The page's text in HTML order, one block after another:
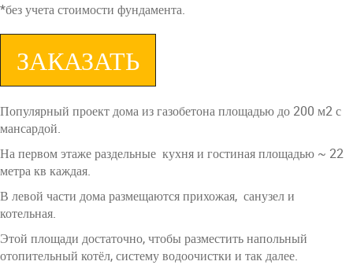
*без учета стоимости фундамента.
ЗАКАЗАТЬ
Популярный проект дома из газобетона площадью до 200 м2 с
мансардой.
На первом этаже раздельные кухня и гостиная площадью ~ 22
метра кв каждая.
В левой части дома размещаются прихожая, санузел и
котельная.
Этой площади достаточно, чтобы разместить напольный
отопительный котёл, систему водоочистки и так далее.